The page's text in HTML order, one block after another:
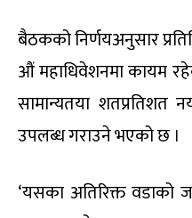
बैठकको निर्णयअनुसार
औं महाधिवेशनमा कायम
सामान्यतया शतप्रतिशत
उपलब्ध गराउने भएको छ ।
‘यसका अतिरिक्त वडाको